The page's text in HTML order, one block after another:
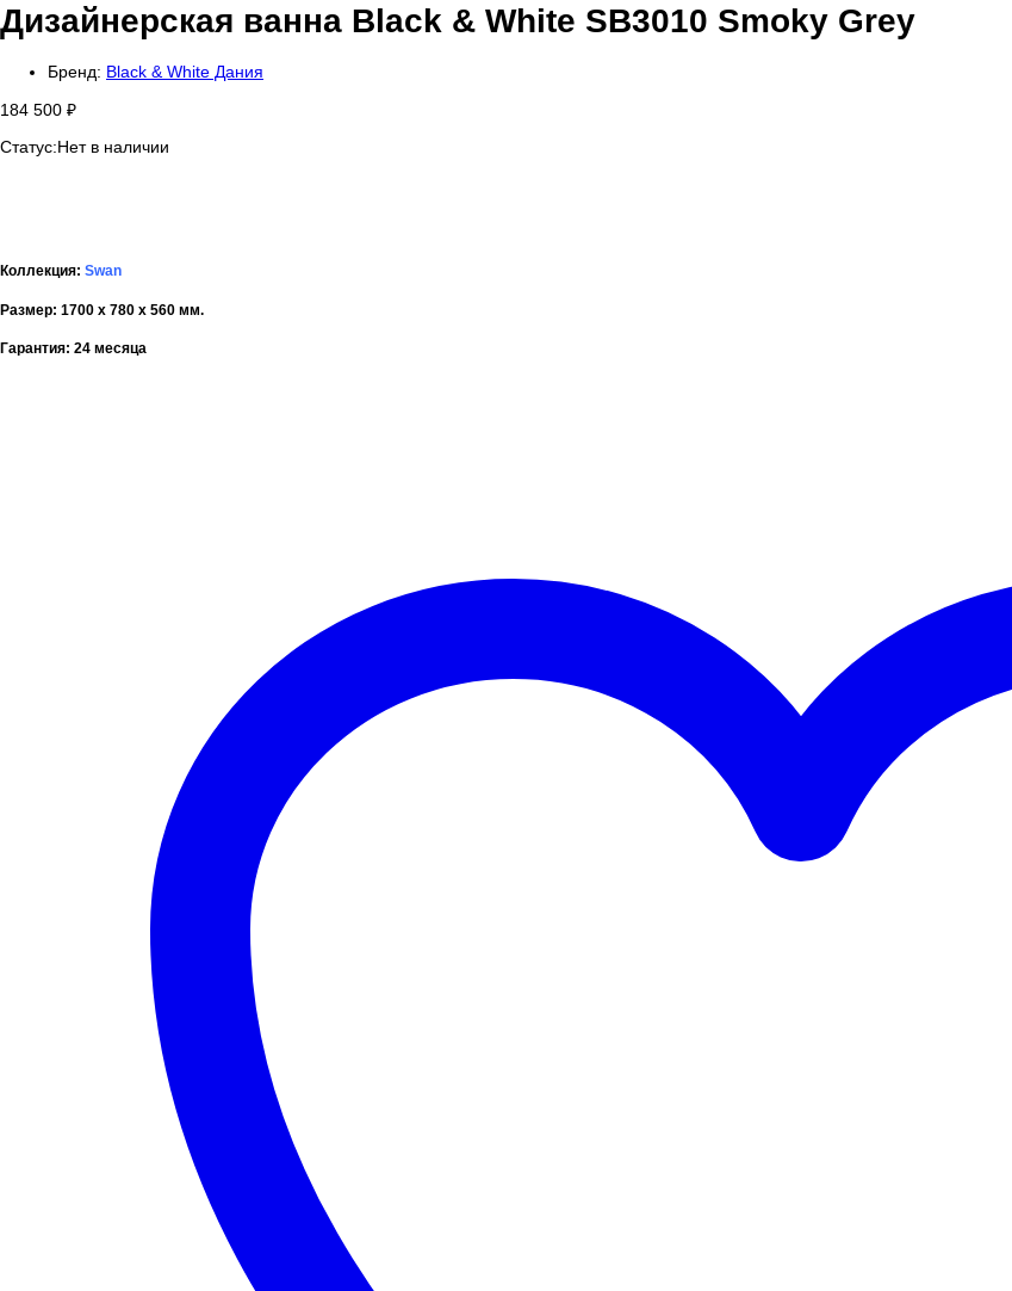
Дизайнерская ванна Black & White SB3010 Smoky Grey
Бренд: Black & White Дания
184 500 ₽
Статус:Нет в наличии
Коллекция: Swan
Размер: 1700 х 780 х 560 мм.
Гарантия: 24 месяца